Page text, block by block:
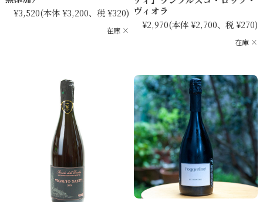
¥3,520(本体 ¥3,200、税 ¥320)
在庫 ×
ヴィオラ
¥2,970(本体 ¥2,700、税 ¥270)
在庫 ×